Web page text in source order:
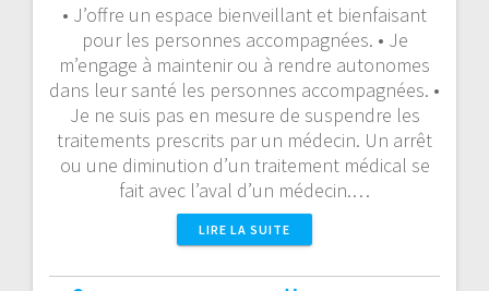
• J’offre un espace bienveillant et bienfaisant
pour les personnes accompagnées. • Je
m’engage à maintenir ou à rendre autonomes
dans leur santé les personnes accompagnées. •
Je ne suis pas en mesure de suspendre les
traitements prescrits par un médecin. Un arrêt
ou une diminution d’un traitement médical se
fait avec l’aval d’un médecin.…
LIRE LA SUITE